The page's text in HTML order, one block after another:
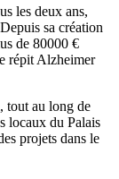
les deux ans,
sa création
de 80000 €
répit Alzheimer
tout au long de
locaux du Palais
projets dans le